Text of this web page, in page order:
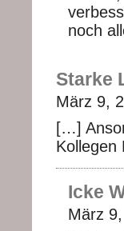
noch
Starke
März 9,
[…]
Icke
März